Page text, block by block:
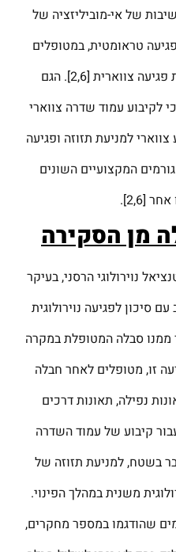
של אי-מוביליזציה של
טראומטית, במטופלים
בהם לא ניתן לשלול בוודאות פגיעה צווארית [2,6]. הגם
לקיבוע עמוד שדרה צווארי
למניעת תזוזה ופגיעה
המקצועיים השונים
[2,6].
מן הסקירה
נוירולוגי הרסני, בעיקר
סיכון לפגיעה נוירולוגית
ממנו סבלה המטופלת במקרה
זו, מטופלים לאחר חבלה
נפילה, תאונות דרכים
קיבוע של עמוד השדרה
בשטח, למניעת תזוזה של
משנית במהלך הפינוי.
שהודגמו במספר מחקרים,